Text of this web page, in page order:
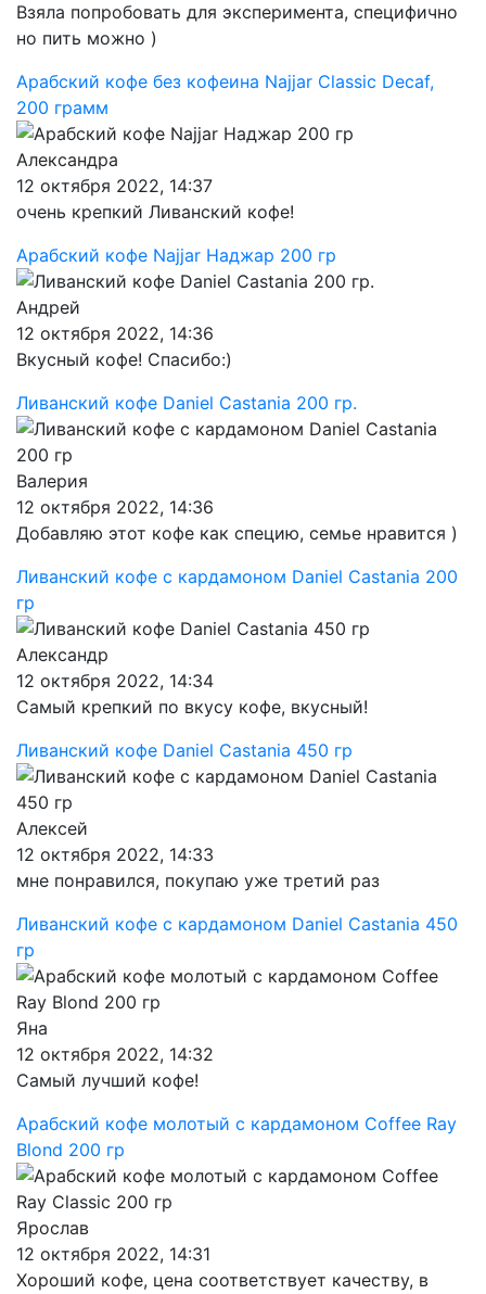
Взяла попробовать для эксперимента, специфично
но пить можно )
Арабский кофе без кофеина Najjar Classic Decaf,
200 грамм
Александра
12 октября 2022, 14:37
очень крепкий Ливанский кофе!
Арабский кофе Najjar Наджар 200 гр
Андрей
12 октября 2022, 14:36
Вкусный кофе! Спасибо:)
Ливанский кофе Daniel Castania 200 гр.
Валерия
12 октября 2022, 14:36
Добавляю этот кофе как специю, семье нравится )
Ливанский кофе с кардамоном Daniel Castania 200
гр
Александр
12 октября 2022, 14:34
Самый крепкий по вкусу кофе, вкусный!
Ливанский кофе Daniel Castania 450 гр
Алексей
12 октября 2022, 14:33
мне понравился, покупаю уже третий раз
Ливанский кофе с кардамоном Daniel Castania 450
гр
Яна
12 октября 2022, 14:32
Самый лучший кофе!
Арабский кофе молотый с кардамоном Coffee Ray
Blond 200 гр
Ярослав
12 октября 2022, 14:31
Хороший кофе, цена соответствует качеству, в